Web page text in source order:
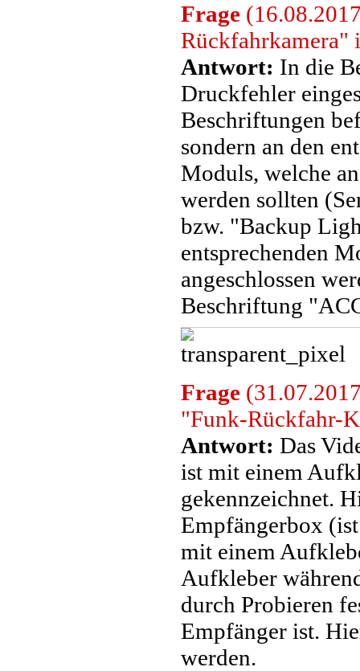
Frage
Rückfahrkamera"
Antwort: In die
Druckfehler
Beschriftungen
sondern an den
Moduls, welche
werden sollten
bzw. "Backup
entsprechenden
angeschlossen
Beschriftung
Frage
"Funk-Rückfahr-
Antwort: Das
ist mit einem
gekennzeichnet.
Empfängerbox
mit einem
Aufkleber
durch Probieren
Empfänger ist.
werden.